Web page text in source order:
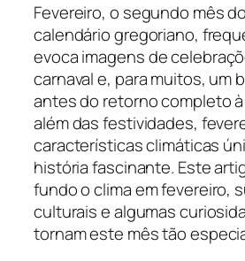
Fevereiro, o segundo mês
calendário gregoriano,
evoca imagens de
carnaval e, para muitos, um
antes do retorno completo
além das festividades,
características climáticas
história fascinante. Este
fundo o clima em fevereiro,
culturais e algumas
tornam este mês tão